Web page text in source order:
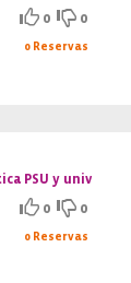
0 0
0 Reservas
PSU y univ
0 0
0 Reservas